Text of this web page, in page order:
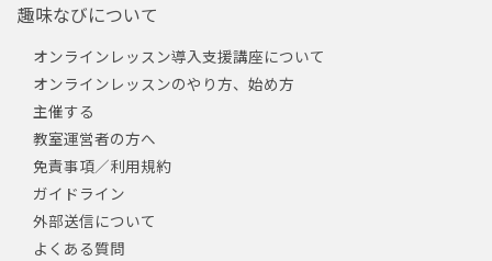
趣味なびについて
オンラインレッスン導入支援講座について
オンラインレッスンのやり方、始め方
主催する
教室運営者の方へ
免責事項／利用規約
ガイドライン
外部送信について
よくある質問